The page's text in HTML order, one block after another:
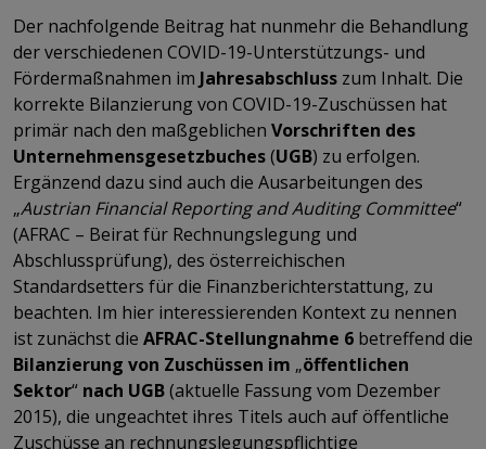
Der nachfolgende Beitrag hat nunmehr die Behandlung
der verschiedenen COVID-19-Unterstützungs- und
Fördermaßnahmen im Jahresabschluss zum Inhalt. Die
korrekte Bilanzierung von COVID-19-Zuschüssen hat
primär nach den maßgeblichen Vorschriften des
Unternehmensgesetzbuches(UGB) zu erfolgen.
Ergänzend dazu sind auch die Ausarbeitungen des
„Austrian Financial Reporting and Auditing Committee“
(AFRAC – Beirat für Rechnungslegung und
Abschlussprüfung), des österreichischen
Standardsetters für die Finanzberichterstattung, zu
beachten. Im hier interessierenden Kontext zu nennen
ist zunächst die AFRAC-Stellungnahme 6 betreffend die
Bilanzierung von Zuschüssen im „öffentlichen
Sektor“ nach UGB(aktuelle Fassung vom Dezember
2015), die ungeachtet ihres Titels auch auf öffentliche
Zuschüsse an rechnungslegungspflichtige